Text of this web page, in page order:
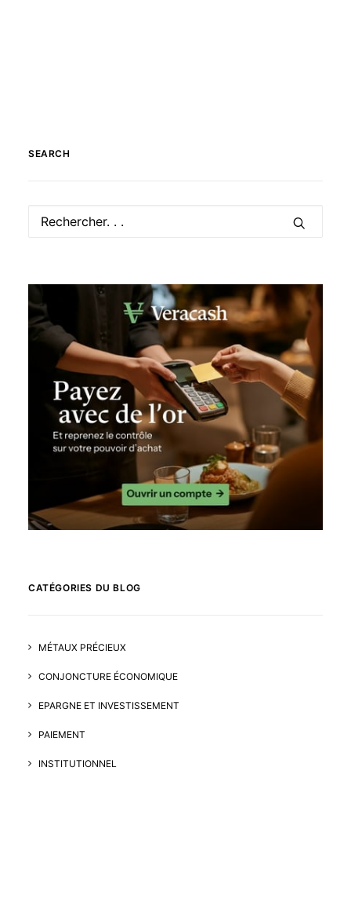
SEARCH
CATÉGORIES DU BLOG
MÉTAUX PRÉCIEUX
CONJONCTURE ÉCONOMIQUE
EPARGNE ET INVESTISSEMENT
PAIEMENT
INSTITUTIONNEL